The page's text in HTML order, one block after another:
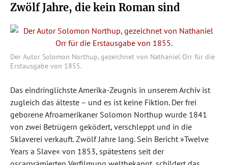
Zwölf Jahre, die kein Roman sind
Der Autor Solomon Northup, gezeichnet von Nathaniel Orr für die
Erstausgabe von 1855.
Das eindringlichste Amerika-Zeugnis in unserem Archiv ist
zugleich das älteste – und es ist keine Fiktion. Der frei
geborene Afroamerikaner Solomon Northup wurde 1841
von zwei Betrügern geködert, verschleppt und in die
Sklaverei verkauft. Zwölf Jahre lang. Sein Bericht »Twelve
Years a Slave« von 1853, spätestens seit der